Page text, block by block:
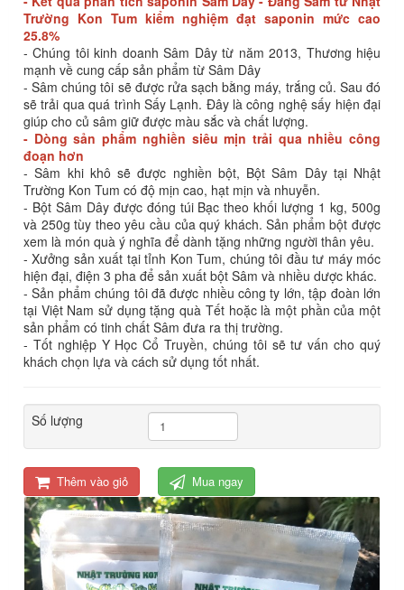
Trường Kon Tum kiểm nghiệm đạt saponin mức cao
25.8%
- Chúng tôi kinh doanh Sâm Dây từ năm 2013, Thương hiệu
mạnh về cung cấp sản phẩm từ Sâm Dây
- Sâm chúng tôi sẽ được rửa sạch bằng máy, trắng củ. Sau đó
sẽ trải qua quá trình Sấy Lạnh. Đây là công nghệ sấy hiện đại
giúp cho củ sâm giữ được màu sắc và chất lượng.
- Dòng sản phẩm nghiền siêu mịn trải qua nhiều công
đoạn hơn
- Sâm khi khô sẽ được nghiền bột, Bột Sâm Dây tại Nhật
Trường Kon Tum có độ mịn cao, hạt mịn và nhuyễn.
- Bột Sâm Dây được đóng túi Bạc theo khối lượng 1 kg, 500g
và 250g tùy theo yêu cầu của quý khách. Sản phẩm bột được
xem là món quà ý nghĩa để dành tặng những người thân yêu.
- Xưởng sản xuất tại tỉnh Kon Tum, chúng tôi đầu tư máy móc
hiện đại, điện 3 pha để sản xuất bột Sâm và nhiều dược khác.
- Sản phẩm chúng tôi đã được nhiều công ty lớn, tập đoàn lớn
tại Việt Nam sử dụng tặng quà Tết hoặc là một phần của một
sản phẩm có tinh chất Sâm đưa ra thị trường.
- Tốt nghiệp Y Học Cổ Truyền, chúng tôi sẽ tư vấn cho quý
khách chọn lựa và cách sử dụng tốt nhất.
Số lượng
Thêm vào giỏ Mua ngay